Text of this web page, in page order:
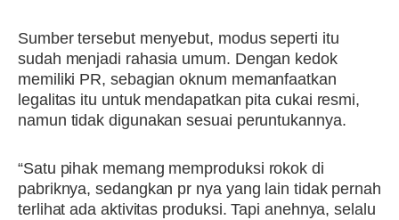
Sumber tersebut menyebut, modus seperti itu
sudah menjadi rahasia umum. Dengan kedok
memiliki PR, sebagian oknum memanfaatkan
legalitas itu untuk mendapatkan pita cukai resmi,
namun tidak digunakan sesuai peruntukannya.
“Satu pihak memang memproduksi rokok di
pabriknya, sedangkan pr nya yang lain tidak pernah
terlihat ada aktivitas produksi. Tapi anehnya, selalu